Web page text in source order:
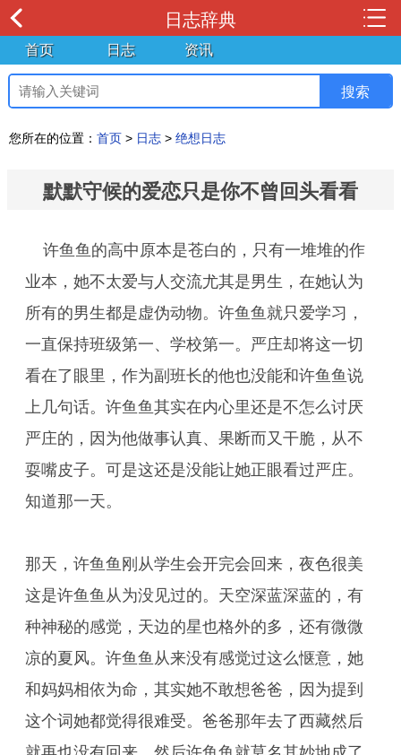
日志辞典
首页 日志 资讯
您所在的位置： 首页 > 日志 > 绝想日志
默默守候的爱恋只是你不曾回头看看
许鱼鱼的高中原本是苍白的，只有一堆堆的作
业本，她不太爱与人交流尤其是男生，在她认为
所有的男生都是虚伪动物。许鱼鱼就只爱学习，
一直保持班级第一、学校第一。严庄却将这一切
看在了眼里，作为副班长的他也没能和许鱼鱼说
上几句话。许鱼鱼其实在内心里还是不怎么讨厌
严庄的，因为他做事认真、果断而又干脆，从不
耍嘴皮子。可是这还是没能让她正眼看过严庄。
知道那一天。
那天，许鱼鱼刚从学生会开完会回来，夜色很美
这是许鱼鱼从为没见过的。天空深蓝深蓝的，有
种神秘的感觉，天边的星也格外的多，还有微微
凉的夏风。许鱼鱼从来没有感觉过这么惬意，她
和妈妈相依为命，其实她不敢想爸爸，因为提到
这个词她都觉得很难受。爸爸那年去了西藏然后